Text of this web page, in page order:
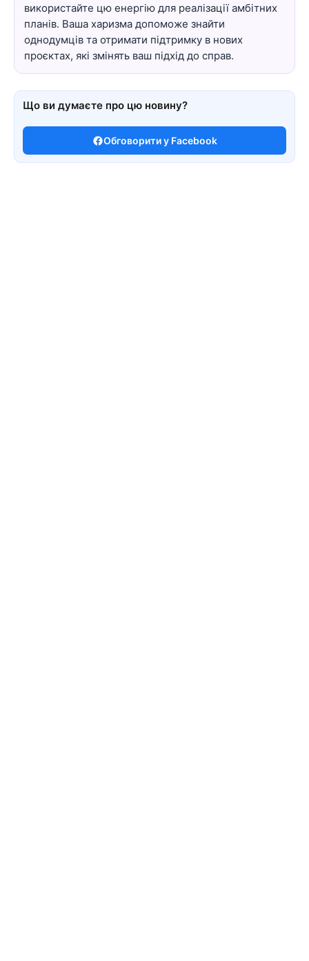
використайте цю енергію для реалізації амбітних
планів. Ваша харизма допоможе знайти
однодумців та отримати підтримку в нових
проєктах, які змінять ваш підхід до справ.
Що ви думаєте про цю новину?
Обговорити у Facebook